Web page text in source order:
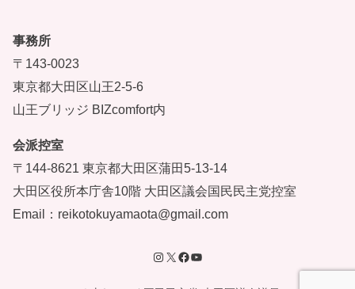
事務所
〒143-0023
東京都大田区山王2-5-6
山王ブリッジ BIZcomfort内
会派控室
〒144-8621 東京都大田区蒲田5-13-14
大田区役所本庁舎10階 大田区議会国民民主党控室
Email：reikotokuyamaota@gmail.com